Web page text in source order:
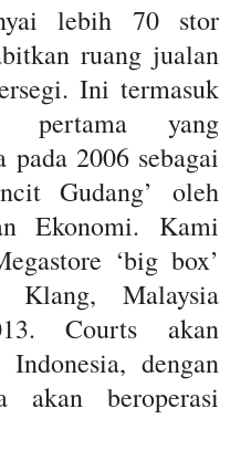
lebih 70 stor
ruang jualan
Ini termasuk
pertama yang
2006 sebagai
Gudang’ oleh
Ekonomi. Kami
‘big box’
Malaysia
Courts akan
dengan
akan beroperasi